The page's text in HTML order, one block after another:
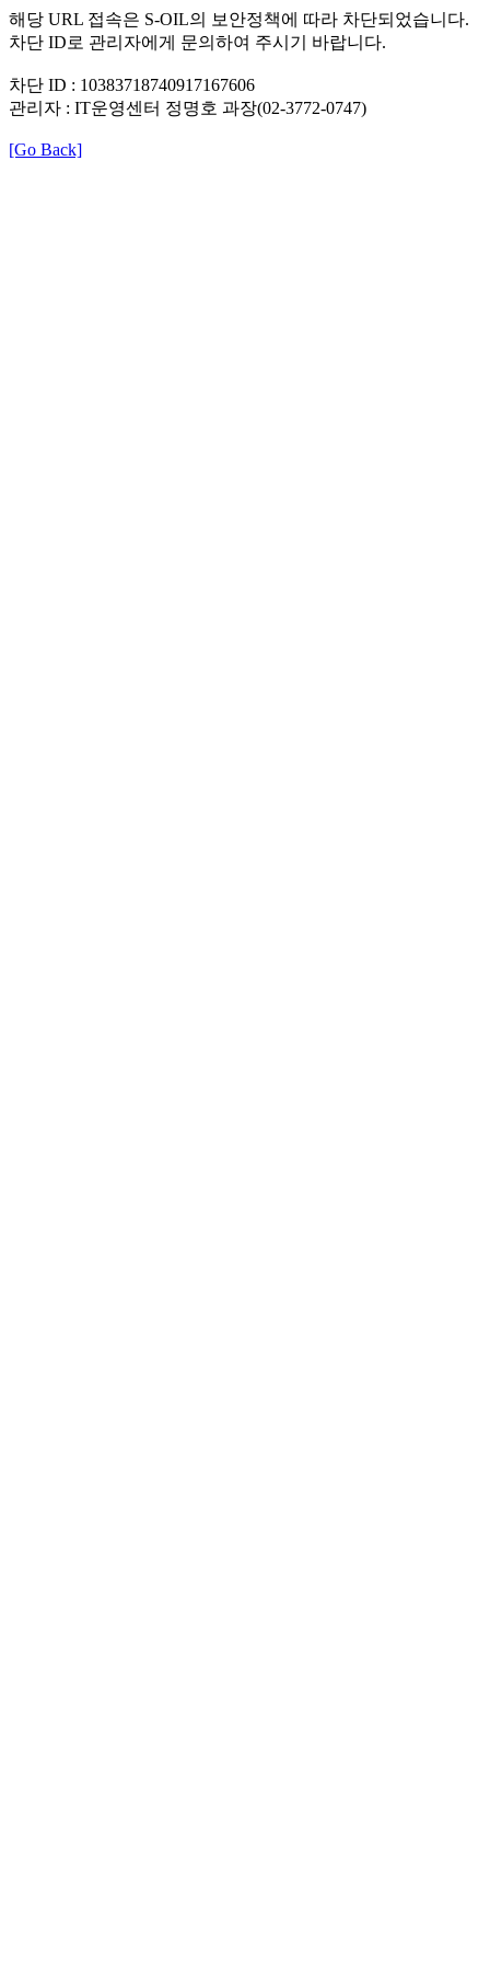
해당 URL 접속은 S-OIL의 보안정책에 따라 차단되었습니다.
차단 ID로 관리자에게 문의하여 주시기 바랍니다.
차단 ID : 10383718740917167606
관리자 : IT운영센터 정명호 과장(02-3772-0747)
[Go Back]